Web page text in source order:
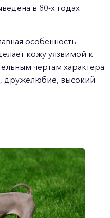
в 80-х годах
особенность —
кожу уязвимой к
чертам характера
дружелюбие, высокий